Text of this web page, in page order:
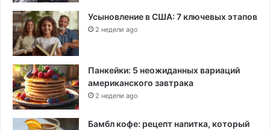
Усыновление в США: 7 ключевых этапов
2 недели ago
Панкейки: 5 неожиданных вариаций
американского завтрака
2 недели ago
Бамбл кофе: рецепт напитка, который